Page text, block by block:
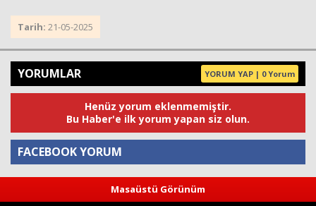
Tarih: 21-05-2025
YORUMLAR YORUM YAP | 0 Yorum
Henüz yorum eklenmemiştir.
Bu Haber'e ilk yorum yapan siz olun.
FACEBOOK YORUM
Yorum
Masaüstü Görünüm